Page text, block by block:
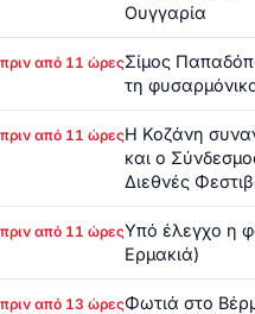
Ουγγαρία
πριν από 11 ώρεςΣίμος
τη
πριν από 11 ώρεςΗ Κοζάνη
και ο
Διεθνές
πριν από 11 ώρεςΥπό έλεγχο η
Ερμακιά)
πριν από 13 ώρεςΦωτιά στο